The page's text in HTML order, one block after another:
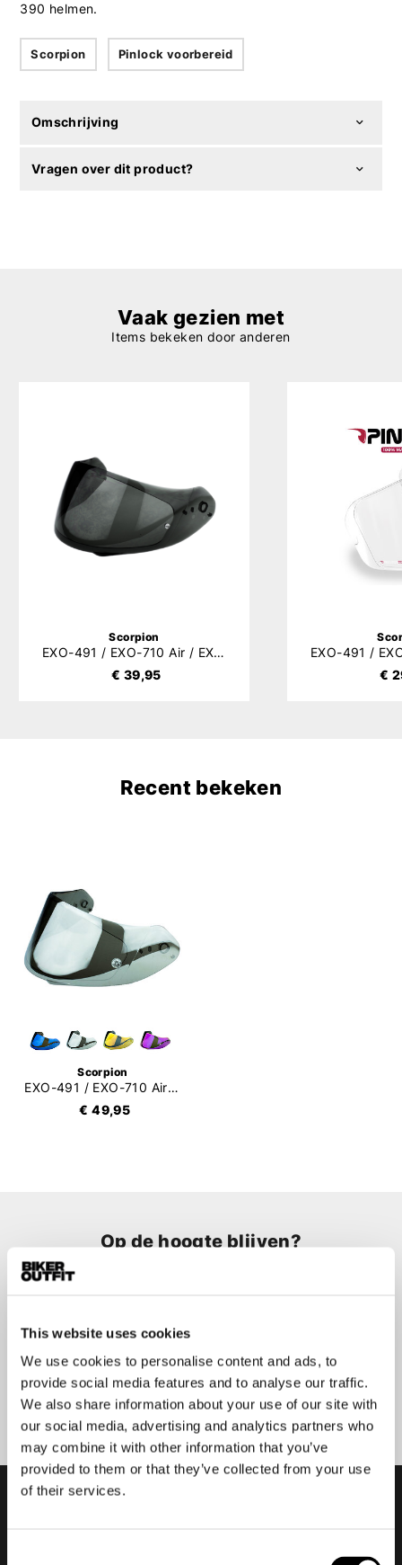
This website uses cookies
We use cookies to personalise content and ads, to
provide social media features and to analyse our traffic.
We also share information about your use of our site with
our social media, advertising and analytics partners who
may combine it with other information that you’ve
provided to them or that they’ve collected from your use
of their services.
390 helmen.
Scorpion Pinlock voorbereid
Omschrijving
Vragen over dit product?
Vaak gezien met
Items bekeken door anderen
Scorpion
EXO-491 / EXO-710 Air / EXO-510 Air / EXO-390 Vizier (KDF14-3)
€ 39,95
€
Recent bekeken
Scorpion
EXO-491 / EXO-710 Air / EXO-510 Air / EXO-390 Vizier Mirror
€ 49,95
Op de hoogte blijven?
Geen zorgen, wij zullen je niet spammen
Aanmelden